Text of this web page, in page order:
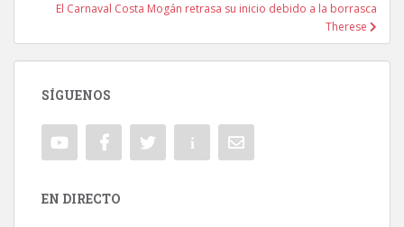
El Carnaval Costa Mogán retrasa su inicio debido a la borrasca
Therese
SÍGUENOS
EN DIRECTO